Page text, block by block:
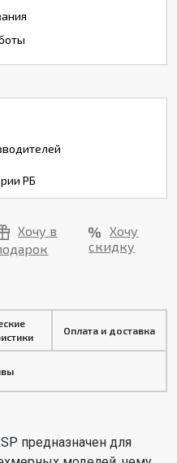
РБ
Хочу в
Хочу
скидку
Оплата и доставка
предназначен для